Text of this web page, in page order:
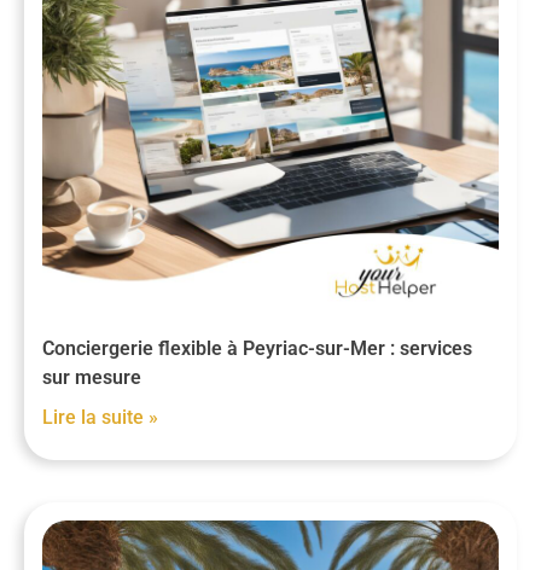
Conciergerie flexible à Peyriac-sur-Mer : services
sur mesure
Lire la suite »